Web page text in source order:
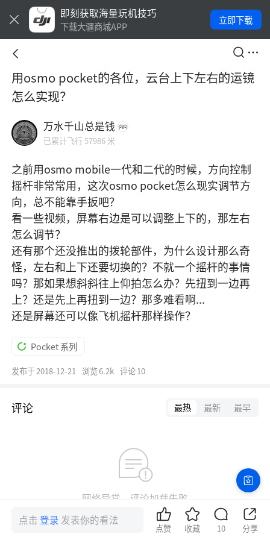
即刻获取海量玩机技巧
下载大疆商城APP
立即下载
用osmo pocket的各位，云台上下左右的运镜
怎么实现？
万水千山总是钱
已累计飞行 57986 米
之前用osmo mobile一代和二代的时候，方向控制
摇杆非常常用，这次osmo pocket怎么现实调节方
向，总不能靠手扳吧？
看一些视频，屏幕右边是可以调整上下的，那左右
怎么调节？
还有那个还没推出的拨轮部件，为什么设计那么奇
怪，左右和上下还要切换的？不就一个摇杆的事情
吗？那如果想斜斜往上仰拍怎么办？先扭到一边再
上？还是先上再扭到一边？那多难看啊...
还是屏幕还可以像飞机摇杆那样操作？
Pocket 系列
发布于2018-12-21 浏览6.2k 评论10
评论 最热 最新 最早
网络异常，评论加载失败
点击重试
点击登录 发表你的看法
点赞 收藏 10 分享